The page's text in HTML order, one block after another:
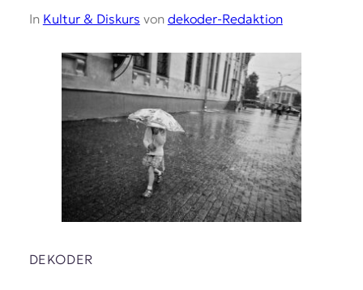
In Kultur & Diskurs von dekoder-Redaktion
DEKODER